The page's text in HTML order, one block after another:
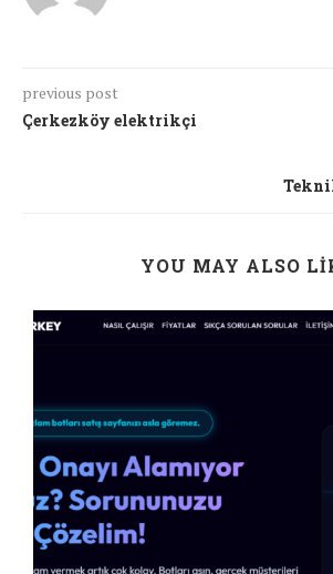
previous post
Çerkezköy elektrikçi
YOU MAY ALSO